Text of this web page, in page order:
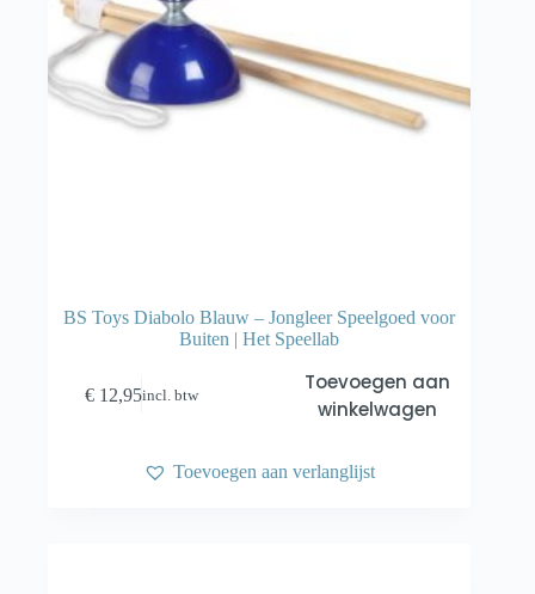
BS Toys Diabolo Blauw – Jongleer Speelgoed voor
Buiten | Het Speellab
€ 12,95incl. btw
Toevoegen aan
winkelwagen
Toevoegen aan verlanglijst